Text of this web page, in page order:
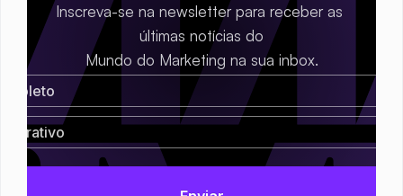
Inscreva-se na newsletter para receber as
últimas notícias do
Mundo do Marketing na sua inbox.